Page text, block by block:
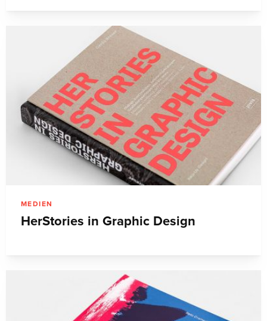
MEDIEN
HerStories in Graphic Design